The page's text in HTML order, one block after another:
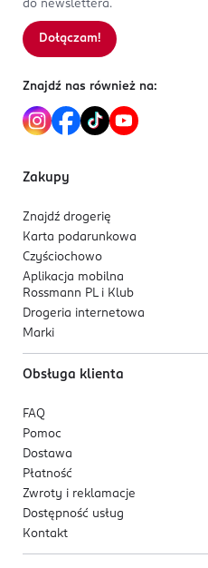
Kod EAN
5 902169 062088
Sortowanie wg
do newslettera.
Dołączam!
Znajdź nas również na:
Zakupy
Znajdź drogerię
Karta podarunkowa
Czyściochowo
Aplikacja mobilna
Rossmann PL i Klub
Drogeria internetowa
Marki
Obsługa klienta
FAQ
Pomoc
Dostawa
Płatność
Zwroty i reklamacje
Dostępność usług
Kontakt